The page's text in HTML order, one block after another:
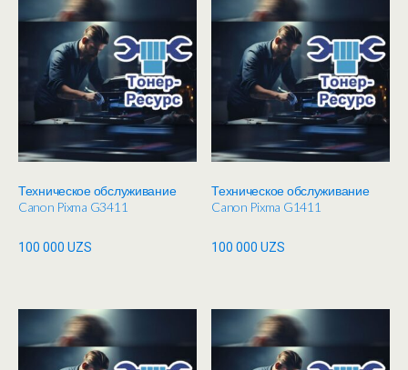
Техническое обслуживание
Canon Pixma G3411
100 000 UZS
Техническое обслуживание
Canon Pixma G1411
100 000UZS